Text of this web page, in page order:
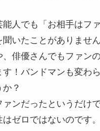
人でも「お相手はフ
いたことがありませ
、俳優さんでもファン
！バンドマンも変わ
？
ンだったというだけ
ゼロではないのです。